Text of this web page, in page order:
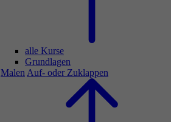
alle Kurse
Grundlagen
Malen Auf- oder Zuklappen